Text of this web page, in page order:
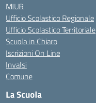
MIUR
Ufficio Scolastico Regionale
Ufficio Scolastico Territoriale
Scuola in Chiaro
Iscrizioni On Line
Invalsi
Comune
La Scuola